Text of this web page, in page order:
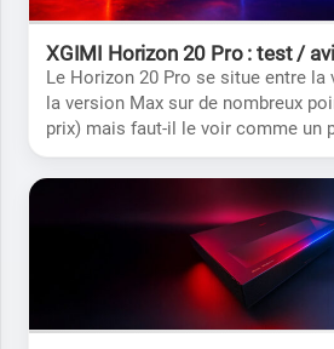
XGIMI Horizon 20 Pro : test /
Le Horizon 20 Pro se situe entre
la version Max sur de nombreux
prix) mais faut-il le voir comme un
grand 20?